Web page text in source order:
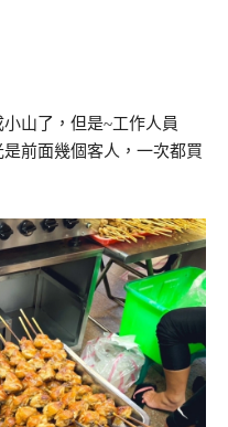
山了，但是~工作人員
前面幾個客人，一次都買